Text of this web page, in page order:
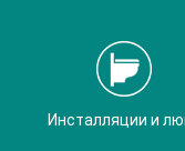
Инсталляции и